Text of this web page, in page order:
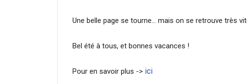
Une belle page se tourne… mais on se retrouve très
Bel été à tous, et bonnes vacances !
Pour en savoir plus -> ici